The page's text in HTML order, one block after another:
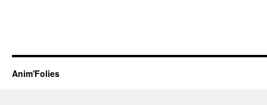
Anim'Folies